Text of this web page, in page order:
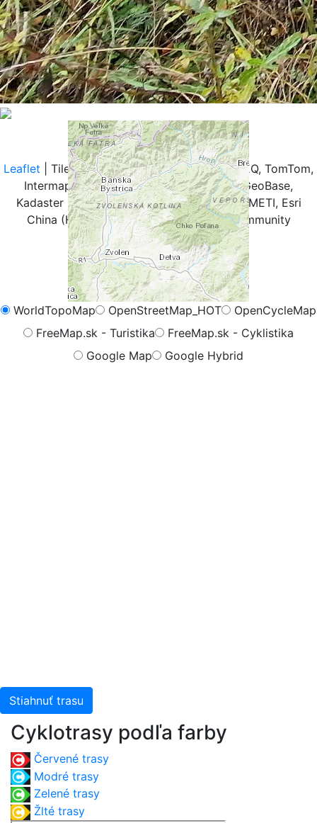
WorldTopoMap OpenStreetMap_HOT
OpenCycleMap
FreeMap.sk - Turistika
FreeMap.sk - Cyklistika
Google Map
Google Hybrid
+-
Leaflet | Tiles © Esri — Esri, DeLorme, NAVTEQ, TomTom,
Intermap, iPC, USGS, FAO, NPS, NRCAN, GeoBase,
Kadaster NL, Ordnance Survey, Esri Japan, METI, Esri
China (Hong Kong), and the GIS User Community
Stiahnuť trasu
Cyklotrasy podľa farby
Červené trasy
Modré trasy
Zelené trasy
Žlté trasy